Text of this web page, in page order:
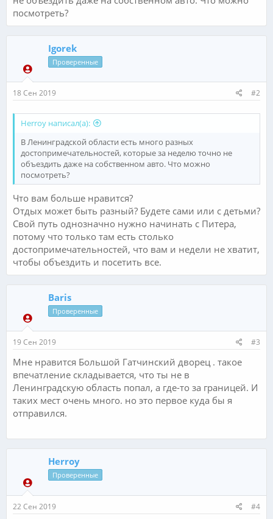
посмотреть?
Igorek
Проверенные
18 Сен 2019 #2
Herroy написал(а):
В Ленинградской области есть много разных
достопримечательностей, которые за неделю точно не
объездить даже на собственном авто. Что можно
посмотреть?
Что вам больше нравится?
Отдых может быть разный? Будете сами или с детьми?
Свой путь однозначно нужно начинать с Питера,
потому что только там есть столько
достопримечательностей, что вам и недели не хватит,
чтобы объездить и посетить все.
Baris
Проверенные
19 Сен 2019 #3
Мне нравится Большой Гатчинский дворец . такое
впечатление складывается, что ты не в
Ленинградскую область попал, а где-то за границей. И
таких мест очень много. но это первое куда бы я
отправился.
Herroy
Проверенные
22 Сен 2019 #4